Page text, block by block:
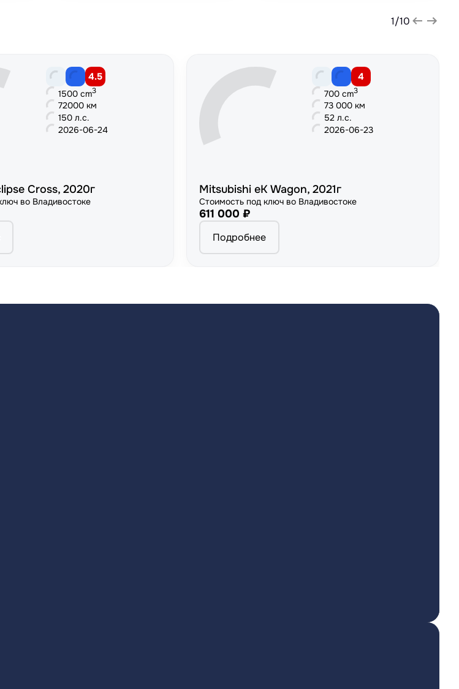
1/10
4.5
1500 cm3
72000 км
150 л.с.
2026-06-24
Cross, 2020г
во Владивостоке
4
700 cm3
73 000 км
52 л.с.
2026-06-23
Mitsubishi eK Wagon, 2021г
Стоимость под ключ во Владивостоке
611 000 ₽
Подробнее